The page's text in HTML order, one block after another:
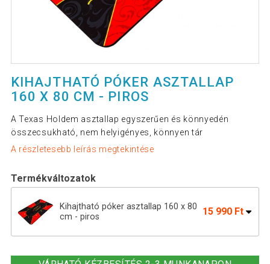
KIHAJTHATÓ PÓKER ASZTALLAP
160 X 80 CM - PIROS
A Texas Holdem asztallap egyszerűen és könnyedén
összecsukható, nem helyigényes, könnyen tár
A részletesebb leírás megtekintése
Termékváltozatok
Kihajtható póker asztallap 160 x 80
cm - piros
15 990 Ft
asztallap 160 x 80 cm zöld